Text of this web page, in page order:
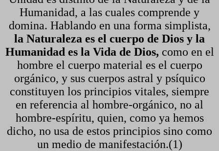
Humanidad, a las cuales comprende y
domina. Hablando en una forma simplista,
la Naturaleza es el cuerpo de Dios y la
Humanidad es la Vida de Dios, como en el
hombre el cuerpo material es el cuerpo
orgánico, y sus cuerpos astral y psíquico
constituyen los principios vitales, siempre
en referencia al hombre-orgánico, no al
hombre-espíritu, quien, como ya hemos
dicho, no usa de estos principios sino como
un medio de manifestación.(1)